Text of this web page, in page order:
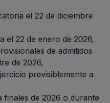
el 22 de diciembre
el 22 de enero de 2026,
de admitidos
de 2026,
previsiblemente a
de 2026 o durante